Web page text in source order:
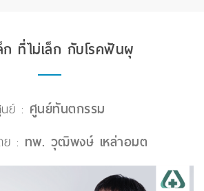
ก ที่ไม่เล็ก กับโรคฟันผุ
ย์ : ศูนย์ทันตกรรม
ย : ทพ. วุฒิพงษ์ เหล่าอมต